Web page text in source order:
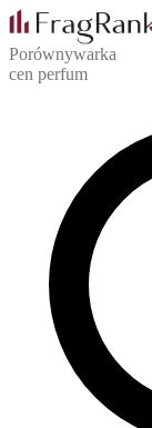
Porównywarka
cen perfum